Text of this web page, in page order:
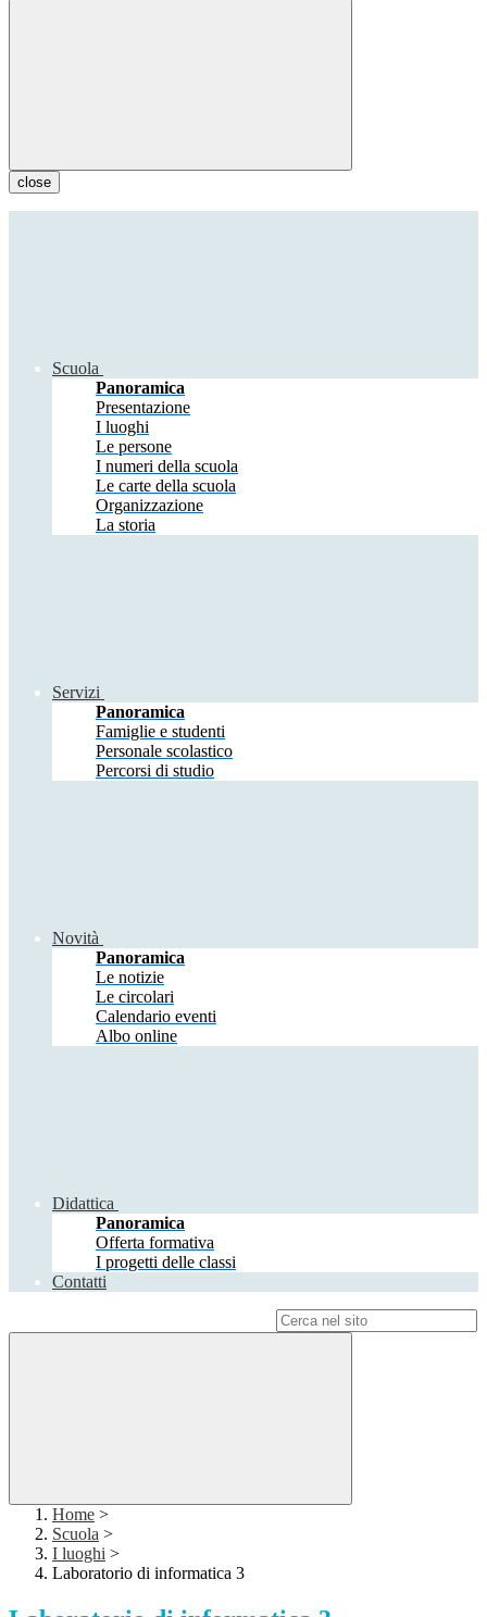
close
Scuola
Panoramica
Presentazione
I luoghi
Le persone
I numeri della scuola
Le carte della scuola
Organizzazione
La storia
Servizi
Panoramica
Famiglie e studenti
Personale scolastico
Percorsi di studio
Novità
Panoramica
Le notizie
Le circolari
Calendario eventi
Albo online
Didattica
Panoramica
Offerta formativa
I progetti delle classi
Contatti
Home >
Scuola >
I luoghi >
Laboratorio di informatica 3